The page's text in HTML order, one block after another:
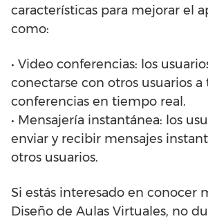
características para mejorar el
como:
• Video conferencias: los
conectarse con otros usuarios a
conferencias en tiempo real.
• Mensajería instantánea: los
enviar y recibir mensajes
otros usuarios.
Si estás interesado en conocer
Diseño de Aulas Virtuales, no